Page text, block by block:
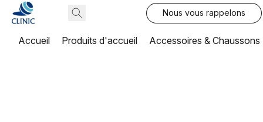
Nous vous rappelons
Accueil Produits d'accueil Accessoires & Chaussons